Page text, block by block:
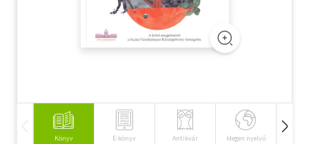
Társadalomtudomány
Természettudomány
Vallás
Könyv E-könyv Antikvár Idegen nyelvű